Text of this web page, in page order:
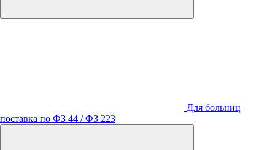
Для больниц
поставка по ФЗ 44 / ФЗ 223